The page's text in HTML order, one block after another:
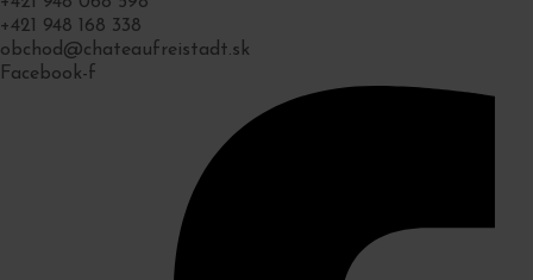
+421 948 168 338
obchod@chateaufreistadt.sk
Facebook-f